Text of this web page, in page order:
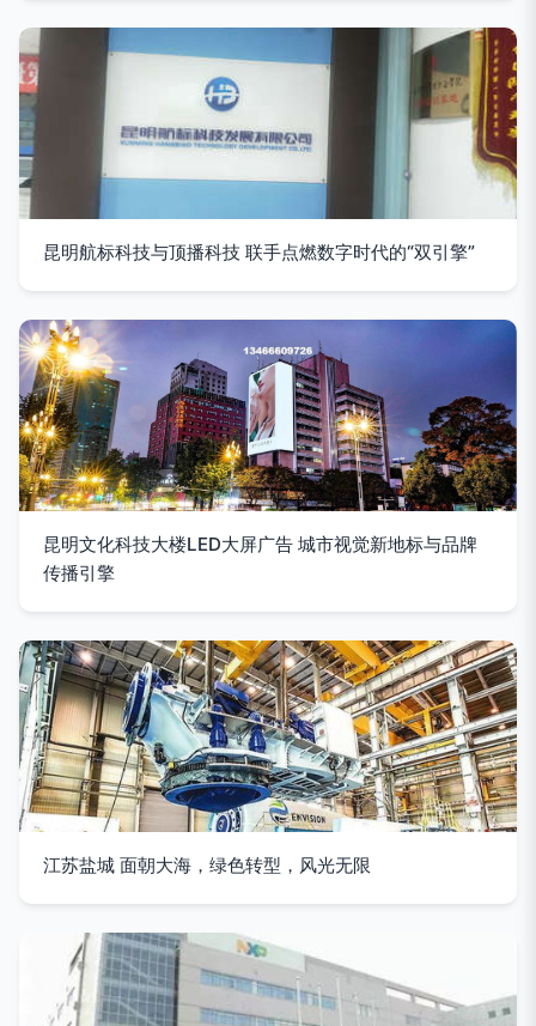
昆明航标科技与顶播科技 联手点燃数字时代的“双引擎”
昆明文化科技大楼LED大屏广告 城市视觉新地标与品牌
传播引擎
江苏盐城 面朝大海，绿色转型，风光无限